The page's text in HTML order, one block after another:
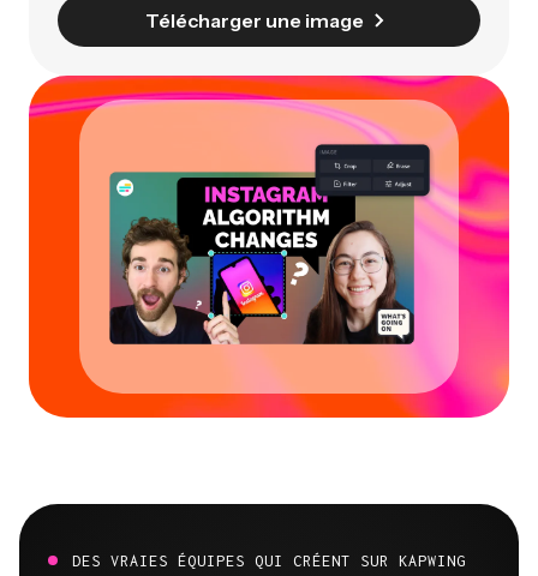
Télécharger une image
DES VRAIES ÉQUIPES QUI CRÉENT SUR KAPWING